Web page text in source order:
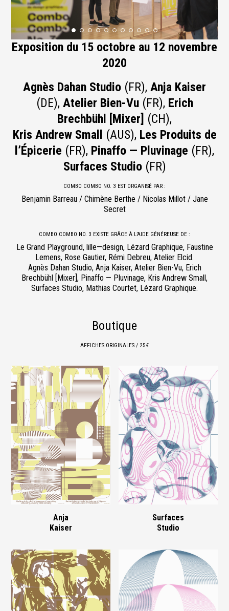
Exposition du 15 octobre au 12 novembre
2020
Agnès Dahan Studio (FR), Anja Kaiser
(DE), Atelier Bien-Vu(FR), Erich
Brechbühl [Mixer] (CH),
Kris Andrew Small
(AUS), Les Produits de
l’Épicerie (FR), Pinaffo — Pluvinage (FR),
Surfaces Studio(FR)
COMBO COMBO NO. 3 EST ORGANISÉ PAR :
Benjamin Barreau / Chimène Berthe / Nicolas Millot / Jane
Secret
COMBO COMBO NO. 3 EXISTE GRÂCE À L’AIDE GÉNÉREUSE DE :
Le Grand Playground, lille—design, Lézard Graphique, Faustine
Lemens, Rose Gautier, Rémi Debreu, Atelier Elcid.
Agnès Dahan Studio, Anja Kaiser, Atelier Bien-Vu, Erich
Brechbühl [Mixer], Pinaffo — Pluvinage, Kris Andrew Small,
Surfaces Studio, Mathias Courtet, Lézard Graphique.
Boutique
AFFICHES ORIGINALES / 25 €
Anja
Kaiser
Surfaces
Studio